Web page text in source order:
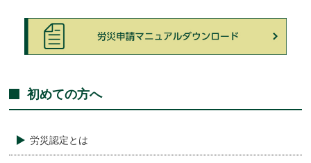
初めての方へ
労災認定とは